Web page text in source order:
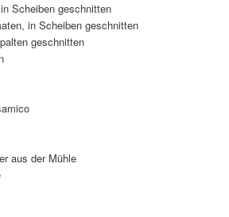
Scheiben geschnitten
in Scheiben geschnitten
geschnitten
aus der Mühle